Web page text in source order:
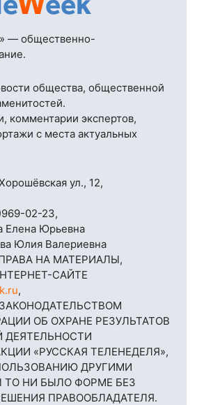
— общественно-
общества, общественной
комментарии экспертов,
с места актуальных
ул., 12,
02-23,
Елена Юрьевна
Юлия Валериевна
НА МАТЕРИАЛЫ,
САЙТЕ
,
ОБ ОХРАНЕ РЕЗУЛЬТАТОВ
ДЕЯТЕЛЬНОСТИ
«РУССКАЯ ТЕЛЕНЕДЕЛЯ»,
ДРУГИМИ
НИ БЫЛО ФОРМЕ БЕЗ
ПРАВООБЛАДАТЕЛЯ.